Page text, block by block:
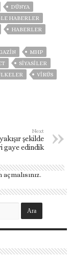
DÜNYA
HABERLER
HABERLER
MHP
SİYASİLER
VIRÜS
Next
şekilde
gaye edindik
.